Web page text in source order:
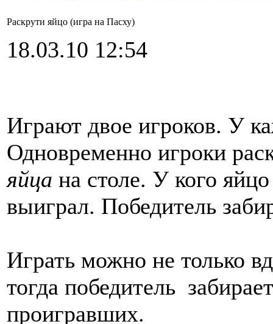
Раскрути яйцо (игра на Пасху)
18.03.10 12:54
Играют двое игроков. У
Одновременно игроки
яйца на столе. У кого
выиграл. Победитель
Играть можно не только
тогда победитель
проигравших.